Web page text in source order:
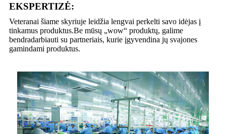
EKSPERTIZĖ:
Veteranai šiame skyriuje leidžia lengvai perkelti savo idėjas į
tinkamus produktus.Be mūsų „wow“ produktų, galime
bendradarbiauti su partneriais, kurie įgyvendina jų svajones
gamindami produktus.